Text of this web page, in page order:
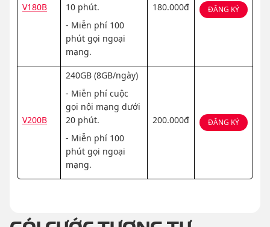
V180B
10 phút.
- Miễn phí 100
phút gọi ngoại
mạng.
180.000đ ĐĂNG KÝ
V200B
240GB (8GB/ngày)
- Miễn phí cuộc
gọi nội mạng dưới
20 phút.
- Miễn phí 100
phút gọi ngoại
mạng.
200.000đ ĐĂNG KÝ